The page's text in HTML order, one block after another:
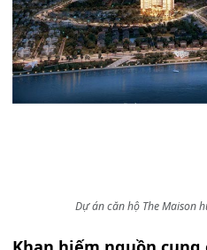
Dự án căn hộ The Maison